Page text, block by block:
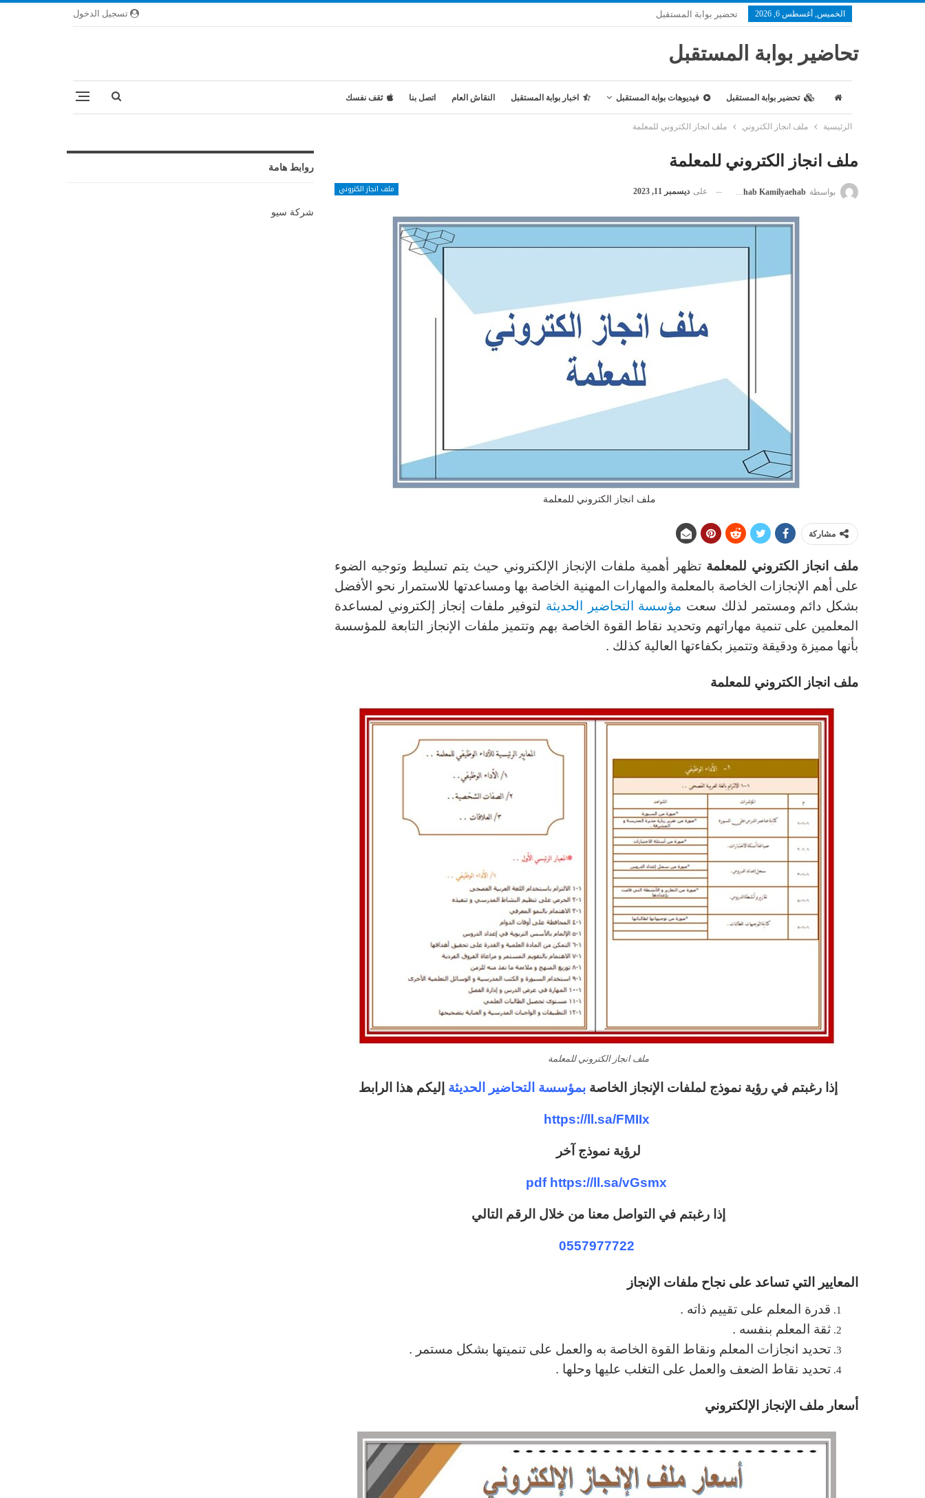
تسجيل الدخول الخميس, أغسطس 6, 2026 تحضير بوابة المستقبل
تحاضير بوابة المستقبل
تحضير بوابة المستقبل فيديوهات بوابة المستقبل اخبار بوابة المستقبل النقاش العام اتصل بنا ثقف نفسك
الرئيسية ملف انجاز الكتروني ملف انجاز الكتروني للمعلمة
ملف انجاز الكتروني للمعلمة
ملف انجاز الكتروني بواسطة Kamilyaehab Kamilyaehab على ديسمبر 11, 2023
ملف انجاز الكتروني للمعلمة
مشاركة
ملف انجاز الكتروني للمعلمة تظهر أهمية ملفات الإنجاز الإلكتروني حيث يتم تسليط وتوجيه الضوء
على أهم الإنجازات الخاصة بالمعلمة والمهارات المهنية الخاصة بها ومساعدتها للاستمرار نحو الأفضل
بشكل دائم ومستمر لذلك سعت مؤسسة التحاضير الحديثة لتوفير ملفات إنجاز إلكتروني لمساعدة
المعلمين على تنمية مهاراتهم وتحديد نقاط القوة الخاصة بهم وتتميز ملفات الإنجاز التابعة للمؤسسة
بأنها مميزة ودقيقة وتتميز بكفاءتها العالية كذلك .
ملف انجاز الكتروني للمعلمة
ملف انجاز الكتروني للمعلمة
إذا رغبتم في رؤية نموذج لملفات الإنجاز الخاصة بمؤسسة التحاضير الحديثة إليكم هذا الرابط
https://ll.sa/FMIIx
لرؤية نموذج آخر
pdf https://ll.sa/vGsmx
إذا رغبتم في التواصل معنا من خلال الرقم التالي
0557977722
المعايير التي تساعد على نجاح ملفات الإنجاز
قدرة المعلم على تقييم ذاته .
ثقة المعلم بنفسه .
تحديد انجازات المعلم ونقاط القوة الخاصة به والعمل على تنميتها بشكل مستمر .
تحديد نقاط الضعف والعمل على التغلب عليها وحلها .
أسعار ملف الإنجاز الإلكتروني
روابط هامة
شركة سيو